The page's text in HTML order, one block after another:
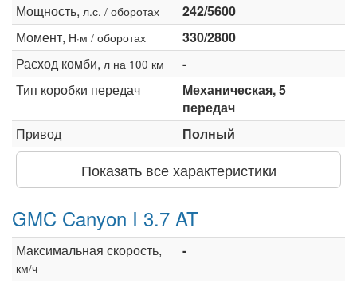
Мощность, л.с. / оборотах
242/5600
Момент, Н·м / оборотах
330/2800
Расход комби, л на 100 км
-
Тип коробки передач
Механическая, 5
передач
Привод
Полный
Показать все характеристики
GMC Canyon I 3.7 AT
Максимальная скорость,
км/ч
-